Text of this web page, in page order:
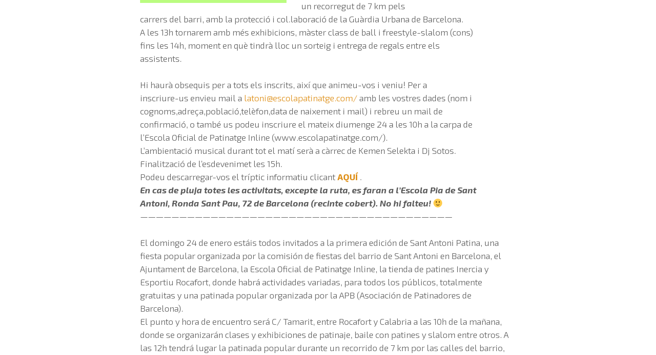
un recorregut de 7 km pels
carrers del barri, amb la protecció i col.laboració de la Guàrdia Urbana de Barcelona.
A les 13h tornarem amb més exhibicions, màster class de ball i freestyle-slalom (cons)
fins les 14h, moment en què tindrà lloc un sorteig i entrega de regals entre els
assistents.
Hi haurà obsequis per a tots els inscrits, així que animeu-vos i veniu! Per a
inscriure-us envieu mail a latoni@escolapatinatge.com/amb les vostres dades (nom i
cognoms,adreça,població,telèfon,data de naixement i mail) i rebreu un mail de
confirmació, o també us podeu inscriure el mateix diumenge 24 a les 10h a la carpa de
l’Escola Oficial de Patinatge Inline (www.escolapatinatge.com/).
L’ambientació musical durant tot el matí serà a càrrec de Kemen Selekta i Dj Sotos.
Finalització de l’esdevenimet les 15h.
Podeu descarregar-vos el tríptic informatiu clicantAQUÍ.
En cas de pluja totes les activitats, excepte la ruta, es faran a l’Escola Pia de Sant
Antoni, Ronda Sant Pau, 72 de Barcelona (recinte cobert). No hi falteu!
————————————————————————————————————————
El domingo 24 de enero estáis todos invitados a la primera edición de Sant Antoni Patina, una
fiesta popular organizada por la comisión de fiestas del barrio de Sant Antoni en Barcelona, el
Ajuntament de Barcelona, la Escola Oficial de Patinatge Inline, la tienda de patines Inercia y
Esportiu Rocafort, donde habrá actividades variadas, para todos los públicos, totalmente
gratuitas y una patinada popular organizada por la APB (Asociación de Patinadores de
Barcelona).
El punto y hora de encuentro será C/ Tamarit, entre Rocafort y Calabria a las 10h de la mañana,
donde se organizarán clases y exhibiciones de patinaje, baile con patines y slalom entre otros. A
las 12h tendrá lugar la patinada popular durante un recorrido de 7 km por las calles del barrio,